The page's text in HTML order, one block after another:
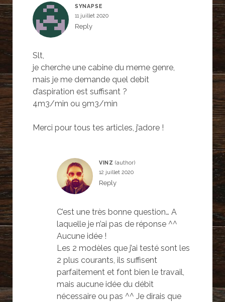
SYNAPSE
11 juillet 2020
Reply
Slt,
je cherche une cabine du meme genre,
mais je me demande quel debit
d’aspiration est suffisant ?
4m3/min ou 9m3/min
Merci pour tous tes articles, j’adore !
VINZ
12 juillet 2020
Reply
C’est une très bonne question… A
laquelle je n’ai pas de réponse ^^
Aucune idée !
Les 2 modèles que j’ai testé sont les
2 plus courants, ils suffisent
parfaitement et font bien le travail,
mais aucune idée du débit
nécessaire ou pas ^^ Je dirais que